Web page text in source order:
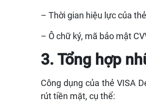
– Thời gian hiệu lực của
– Ô chữ ký, mã bảo mật
3. Tổng hợp
Công dụng của thẻ VISA
rút tiền mặt, cụ thể: